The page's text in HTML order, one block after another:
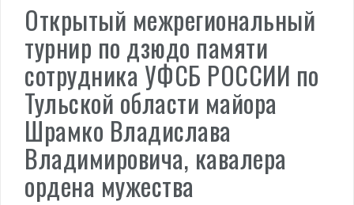
Открытый межрегиональный
турнир по дзюдо памяти
сотрудника УФСБ РОССИИ по
Тульской области майора
Шрамко Владислава
Владимировича, кавалера
ордена мужества